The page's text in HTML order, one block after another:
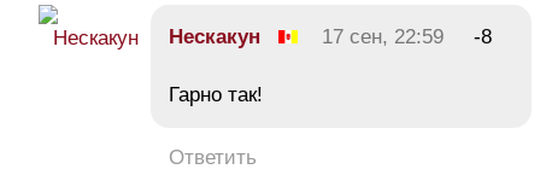
Нескакун 17 сен, 22:59 -8
Гарно так!
Ответить